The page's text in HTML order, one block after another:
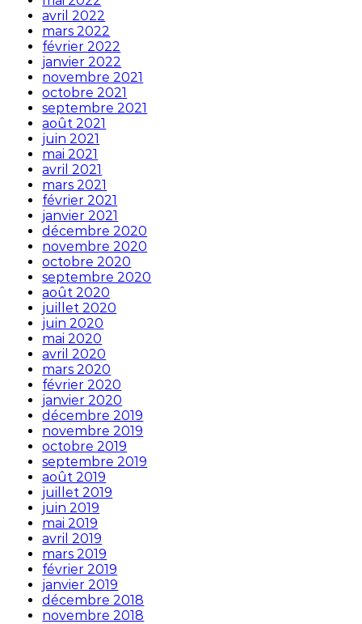
avril 2022
mars 2022
février 2022
janvier 2022
novembre 2021
octobre 2021
septembre 2021
août 2021
juin 2021
mai 2021
avril 2021
mars 2021
février 2021
janvier 2021
décembre 2020
novembre 2020
octobre 2020
septembre 2020
août 2020
juillet 2020
juin 2020
mai 2020
avril 2020
mars 2020
février 2020
janvier 2020
décembre 2019
novembre 2019
octobre 2019
septembre 2019
août 2019
juillet 2019
juin 2019
mai 2019
avril 2019
mars 2019
février 2019
janvier 2019
décembre 2018
novembre 2018